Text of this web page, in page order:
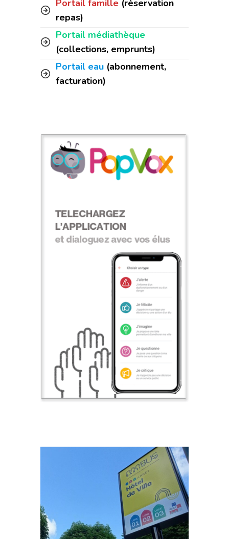
Portail famille (réservation
repas)
Portail médiathèque
(collections, emprunts)
Portail eau (abonnement,
facturation)